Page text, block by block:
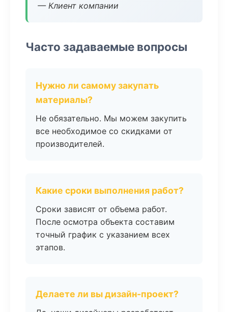
— Клиент компании
Часто задаваемые вопросы
Нужно ли самому закупать
материалы?
Не обязательно. Мы можем закупить
все необходимое со скидками от
производителей.
Какие сроки выполнения работ?
Сроки зависят от объема работ.
После осмотра объекта составим
точный график с указанием всех
этапов.
Делаете ли вы дизайн-проект?